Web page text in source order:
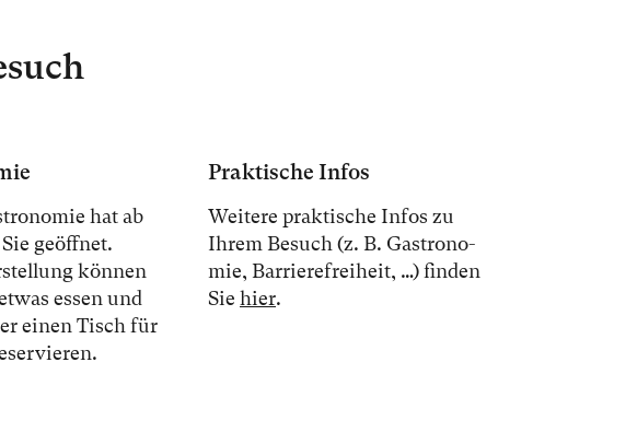
hat ab
ge­öff­net.
kön­nen
es­sen und
ei­nen Tisch für
Praktische Infos
Wei­te­re prak­ti­sche In­fos zu
Ih­rem Be­such (z. B. Gas­tro­no­
mie, Bar­rie­re­frei­heit, …) fin­den
Sie hier.